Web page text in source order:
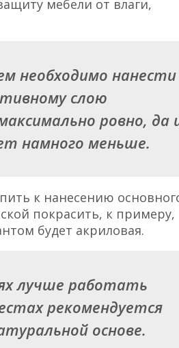
мебели от влаги,
необходимо нанести
слою
ровно, да
намного меньше.
к нанесению
покрасить, к примеру,
будет акриловая.
лучше работать
рекомендуется
основе.